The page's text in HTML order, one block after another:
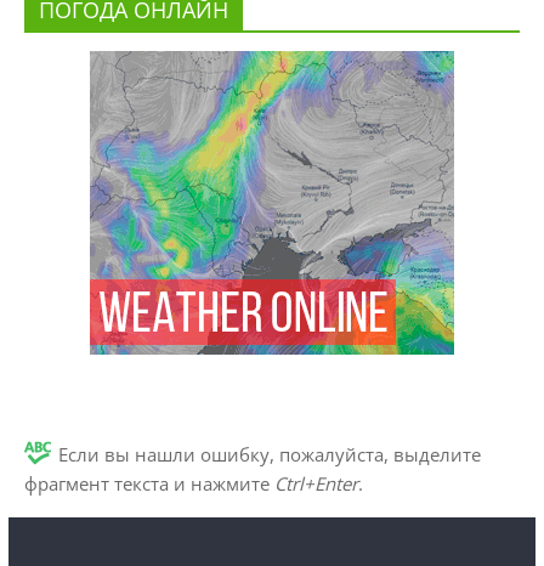
ПОГОДА ОНЛАЙН
Если вы нашли ошибку, пожалуйста, выделите
фрагмент текста и нажмите Ctrl+Enter.